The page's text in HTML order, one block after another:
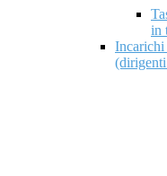
in
Incarichi